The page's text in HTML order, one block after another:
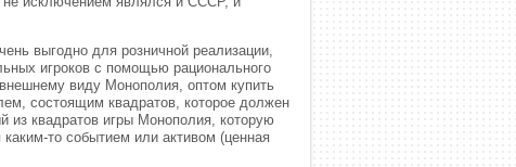
выгодно для розничной реализации,
игроков с помощью рационального
виду Монополия, оптом купить
состоящим квадратов, которое должен
из квадратов игры Монополия, которую
то событием или активом (ценная